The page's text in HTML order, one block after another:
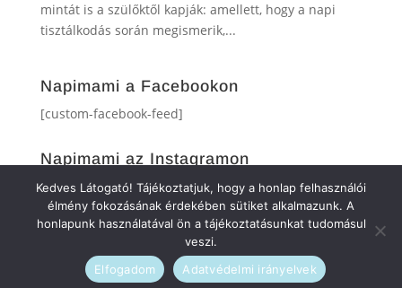
mintát is a szülőktől kapják: amellett, hogy a napi
tisztálkodás során megismerik,...
Napimami a Facebookon
[custom-facebook-feed]
Napimami az Instagramon
[instagram-feed]
Kedves Látogató! Tájékoztatjuk, hogy a honlap felhasználói
élmény fokozásának érdekében sütiket alkalmazunk. A
honlapunk használatával ön a tájékoztatásunkat tudomásul
veszi.
Elfogadom
Adatvédelmi irányelvek